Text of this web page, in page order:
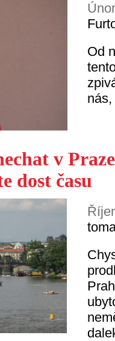
Od
v
dost času